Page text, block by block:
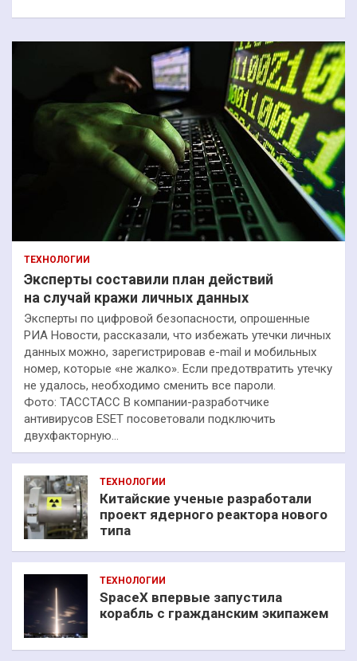
ТЕХНОЛОГИИ
Эксперты составили план действий
на случай кражи личных данных
Эксперты по цифровой безопасности, опрошенные
РИА Новости, рассказали, что избежать утечки личных
данных можно, зарегистрировав e-mail и мобильных
номер, которые «не жалко». Если предотвратить утечку
не удалось, необходимо сменить все пароли.
Фото: ТАССТАСС В компании-разработчике
антивирусов ESET посоветовали подключить
двухфакторную…
ТЕХНОЛОГИИ
Китайские ученые разработали
проект ядерного реактора нового
типа
ТЕХНОЛОГИИ
SpaceX впервые запустила
корабль с гражданским экипажем